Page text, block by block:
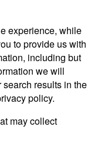
experience, while
to provide us with
including but
we will
results in the
policy.
may collect